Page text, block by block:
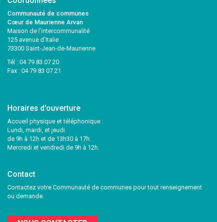
Communauté de communes
Cœur de Maurienne Arvan
Maison de l’intercommunalité
125 avenue d’Italie
73300 Saint-Jean-de-Maurienne
Tél : 04 79 83 07 20
Fax : 04 79 83 07 21
Horaires d'ouverture
Accueil physique et téléphonique :
Lundi, mardi, et jeudi
de 9h à 12h et de 13h30 à 17h.
Mercredi et vendredi de 9h à 12h.
Contact
Contactez votre Communauté de communes pour tout renseignement
ou demande.